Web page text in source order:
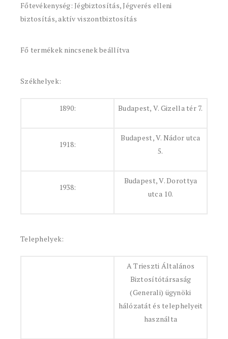
Főtevékenység: Jégbiztosítás, Jégverés elleni
biztosítás, aktív viszontbiztosítás
Fő termékek nincsenek beállítva
Székhelyek:
1890: Budapest, V. Gizella tér 7.
1918:
Budapest, V. Nádor utca
5.
1938:
Budapest, V. Dorottya
utca 10.
Telephelyek:
A Trieszti Általános
Biztosítótársaság
(Generali) ügynöki
hálózatát és telephelyeit
használta